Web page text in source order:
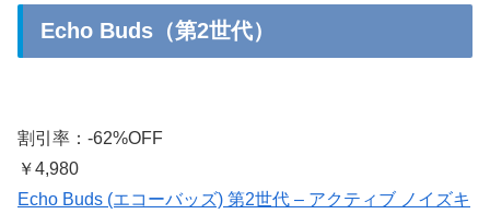
Echo Buds（第2世代）
割引率：-62%OFF
￥4,980
Echo Buds (エコーバッズ) 第2世代 – アクティブ ノイズキ